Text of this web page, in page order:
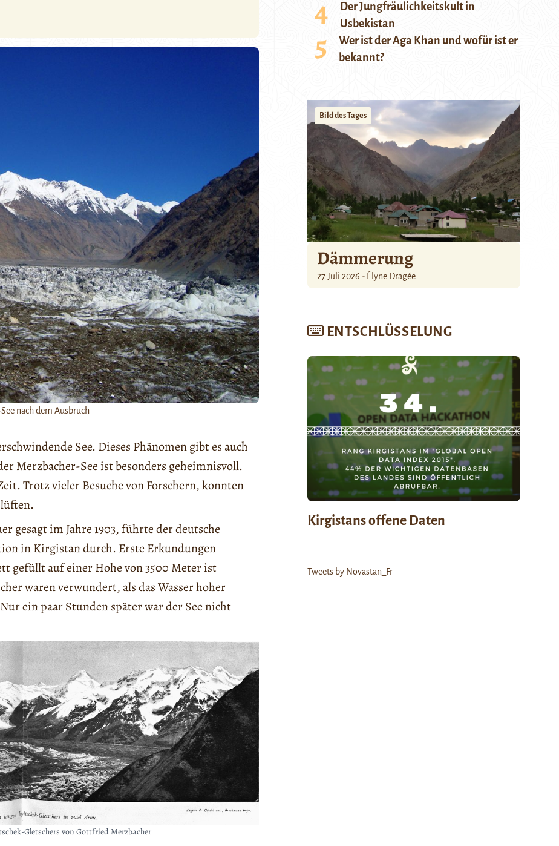
nach dem Ausbruch
See. Dieses Phänomen gibt es auch
Merzbacher-See ist besonders geheimnisvoll.
Trotz vieler Besuche von Forschern, konnten
gesagt im Jahre 1903, führte der deutsche
in Kirgistan durch. Erste Erkundungen
gefüllt auf einer Hohe von 3500 Meter ist
waren verwundert, als das Wasser hoher
ein paar Stunden später war der See nicht
Gletschers von Gottfried Merzbacher
Der Jungfräulichkeitskult in
Usbekistan
Wer ist der Aga Khan und wofür ist er
bekannt?
Bild des Tages
Dämmerung
27 Juli 2026 - Élyne Dragée
ENTSCHLÜSSELUNG
Kirgistans offene Daten
Tweets by Novastan_Fr